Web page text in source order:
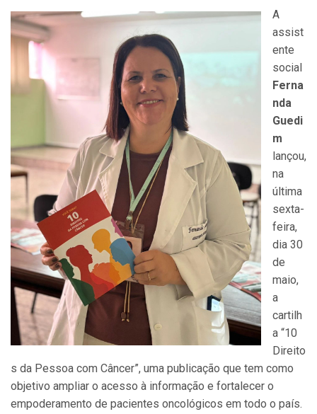
A
assist
ente
social
Ferna
nda
Guedi
m
lançou,
na
última
sexta-
feira,
dia 30
de
maio,
a
cartilh
a “10
Direito
s da Pessoa com Câncer”, uma publicação que tem como
objetivo ampliar o acesso à informação e fortalecer o
empoderamento de pacientes oncológicos em todo o país.